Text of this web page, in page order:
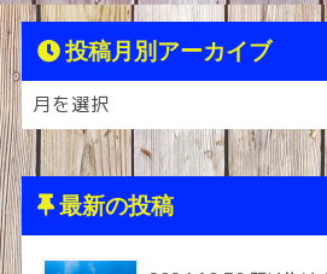
投稿月別アーカイブ
最新の投稿